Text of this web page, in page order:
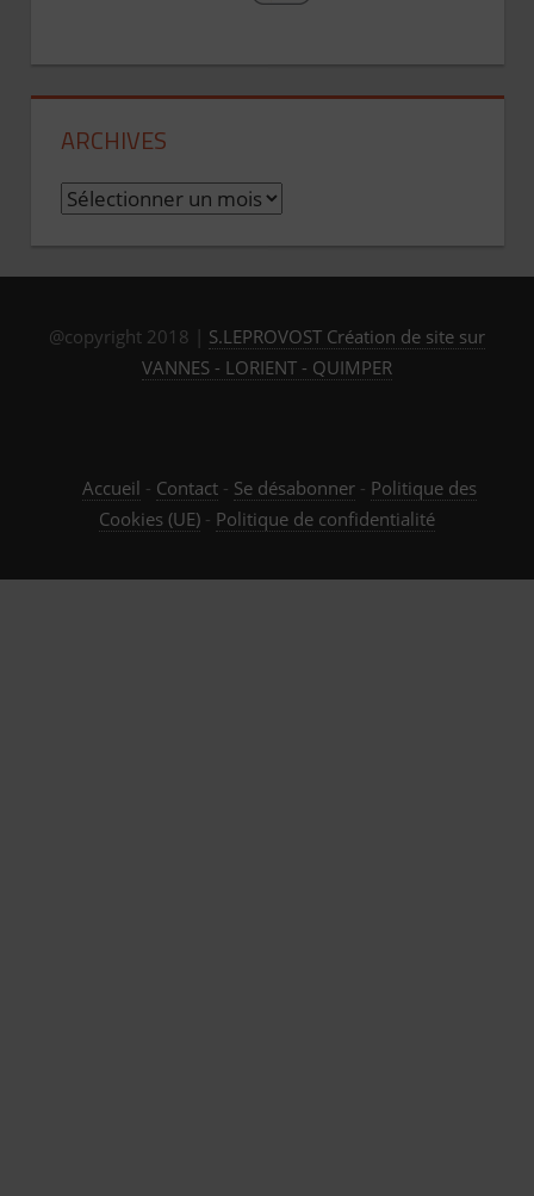
ARCHIVES
A
i
@copyright 2018 | S.LEPROVOST Création de site sur
VANNES - LORIENT - QUIMPER
Accueil - Contact- Se désabonner- Politique des
Cookies (UE) - Politique de confidentialité